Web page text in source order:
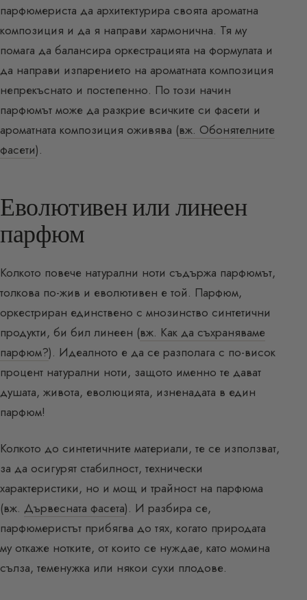
парфюмериста да архитектурира своята ароматна
композиция и да я направи хармонична. Тя му
помага да балансира оркестрацията на формулата и
да направи изпарението на ароматната композиция
непрекъснато и постепенно. По този начин
парфюмът може да разкрие всичките си фасети и
ароматната композиция оживява (вж. Обонятелните
фасети).
Еволютивен или линеен
парфюм
Колкото повече натурални ноти съдържа парфюмът,
толкова по-жив и еволютивен е той. Парфюм,
оркестриран единствено с мнозинство синтетични
продукти, би бил линеен (вж. Как да съхраняваме
парфюм?). Идеалното е да се разполага с по-висок
процент натурални ноти, защото именно те дават
душата, живота, еволюцията, изненадата в един
парфюм!
Колкото до синтетичните материали, те се използват,
за да осигурят стабилност, технически
характеристики, но и мощ и трайност на парфюма
(вж. Дървесната фасета). И разбира се,
парфюмеристът прибягва до тях, когато природата
му откаже нотките, от които се нуждае, като момина
сълза, теменужка или някои сухи плодове.